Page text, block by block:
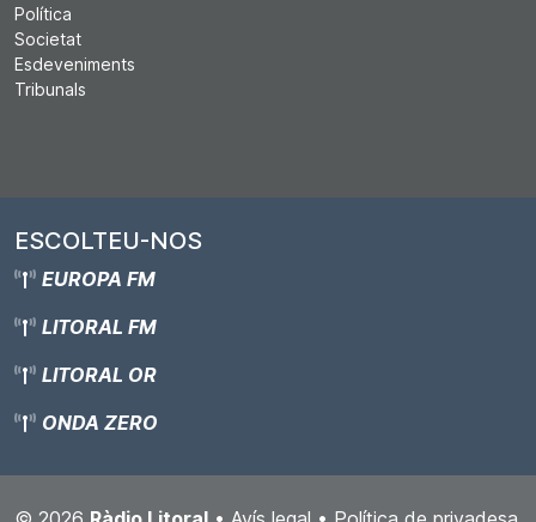
Política
Societat
Esdeveniments
Tribunals
ESCOLTEU-NOS
EUROPA FM
LITORAL FM
LITORAL OR
ONDA ZERO